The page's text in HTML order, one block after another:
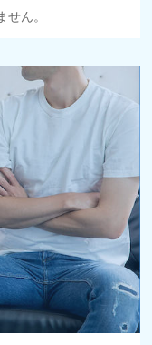
ん。